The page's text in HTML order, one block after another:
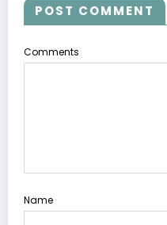
POST COMMENT
Comments
Name